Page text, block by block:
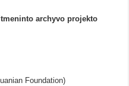
archyvo projekto
Foundation)